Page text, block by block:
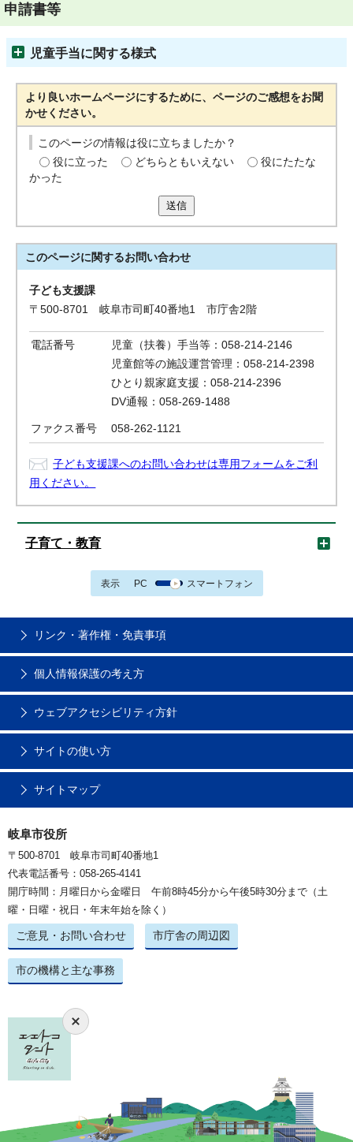
申請書等
児童手当に関する様式
より良いホームページにするために、ページのご感想をお聞
かせください。
このページの情報は役に立ちましたか？
役に立った
どちらともいえない
役にたたな
かった
送信
このページに関するお問い合わせ
子ども支援課
〒500-8701 岐阜市司町40番地1 市庁舎2階
電話番号
児童（扶養）手当等：058-214-2146
児童館等の施設運営管理：058-214-2398
ひとり親家庭支援：058-214-2396
DV通報：058-269-1488
ファクス番号 058-262-1121
子ども支援課へのお問い合わせは専用フォームをご利
用ください。
子育て・教育
表示 PC スマートフォン
リンク・著作権・免責事項
個人情報保護の考え方
ウェブアクセシビリティ方針
サイトの使い方
サイトマップ
岐阜市役所
〒500-8701 岐阜市司町40番地1
代表電話番号：058-265-4141
開庁時間：月曜日から金曜日 午前8時45分から午後5時30分まで（土
曜・日曜・祝日・年末年始を除く）
ご意見・お問い合わせ 市庁舎の周辺図
市の機構と主な事務